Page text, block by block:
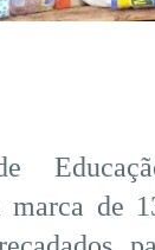
marca de